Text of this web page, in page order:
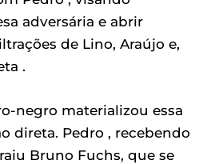
adversária e abrir
de Lino, Araújo e,
.
negro materializou essa
direta. Pedro , recebendo
Bruno Fuchs, que se